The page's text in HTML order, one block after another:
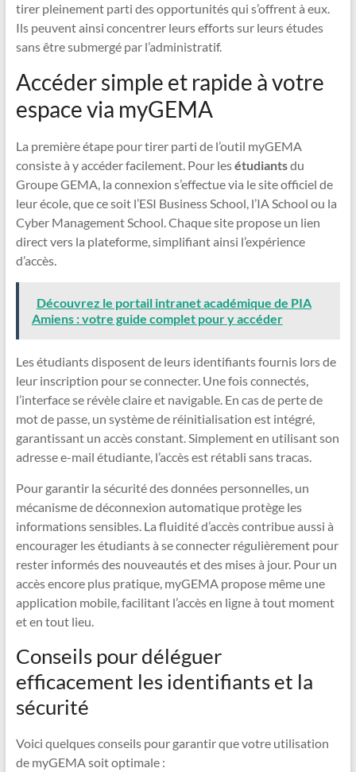
tirer pleinement parti des opportunités qui s’offrent à eux.
Ils peuvent ainsi concentrer leurs efforts sur leurs études
sans être submergé par l’administratif.
Accéder simple et rapide à votre
espace via myGEMA
La première étape pour tirer parti de l’outil myGEMA
consiste à y accéder facilement. Pour lesétudiantsdu
Groupe GEMA, la connexion s’effectue via le site officiel de
leur école, que ce soit l’ESI Business School, l’IA School ou la
Cyber Management School. Chaque site propose un lien
direct vers la plateforme, simplifiant ainsi l’expérience
d’accès.
Découvrez le portail intranet académique de PIA
Amiens : votre guide complet pour y accéder
Les étudiants disposent de leurs identifiants fournis lors de
leur inscription pour se connecter. Une fois connectés,
l’interface se révèle claire et navigable. En cas de perte de
mot de passe, un système de réinitialisation est intégré,
garantissant un accès constant. Simplement en utilisant son
adresse e-mail étudiante, l’accès est rétabli sans tracas.
Pour garantir la sécurité des données personnelles, un
mécanisme de déconnexion automatique protège les
informations sensibles. La fluidité d’accès contribue aussi à
encourager les étudiants à se connecter régulièrement pour
rester informés des nouveautés et des mises à jour. Pour un
accès encore plus pratique, myGEMA propose même une
application mobile, facilitant l’accès en ligne à tout moment
et en tout lieu.
Conseils pour déléguer
efficacement les identifiants et la
sécurité
Voici quelques conseils pour garantir que votre utilisation
de myGEMA soit optimale :